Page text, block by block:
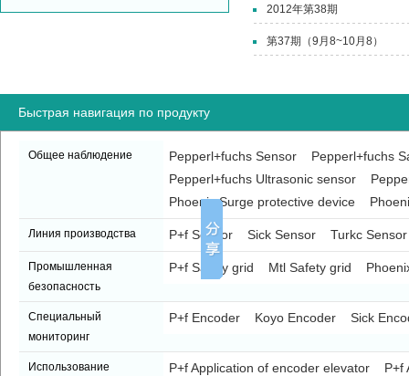
2012年第38期
第37期（9月8~10月8）
Быстрая навигация по продукту
Общее наблюдение Pepperl+fuchs Sensor
Pepperl+fuchs
Pepperl+fuchs Ultrasonic sensor
Phoenix Surge protective device
Линия производства P+f Sensor Sick Sensor Turkc Sensor
Промышленная
безопасность
P+f Safety grid Mtl Safety grid
Специальный
мониторинг
P+f Encoder Koyo Encoder Sick
Использование
P+f Application of encoder elevator
P+f